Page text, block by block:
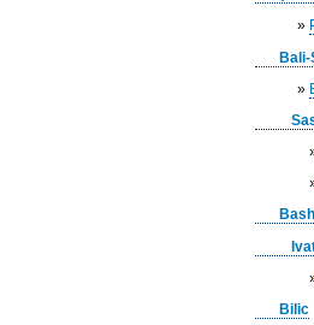
»
Bali-
»
Bilic